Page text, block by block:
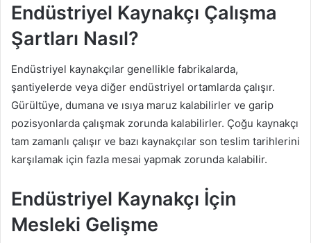
Endüstriyel Kaynakçı Çalışma
Şartları Nasıl?
Endüstriyel kaynakçılar genellikle fabrikalarda,
şantiyelerde veya diğer endüstriyel ortamlarda çalışır.
Gürültüye, dumana ve ısıya maruz kalabilirler ve garip
pozisyonlarda çalışmak zorunda kalabilirler. Çoğu kaynakçı
tam zamanlı çalışır ve bazı kaynakçılar son teslim tarihlerini
karşılamak için fazla mesai yapmak zorunda kalabilir.
Endüstriyel Kaynakçı İçin
Mesleki Gelişme